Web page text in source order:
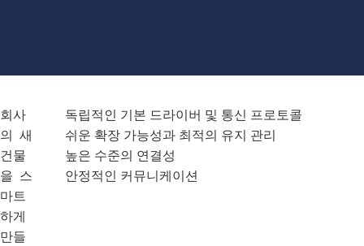
회사
의 새
건물
을 스
마트
하게
만들
독립적인 기본 드라이버 및 통신 프로토콜
쉬운 확장 가능성과 최적의 유지 관리
높은 수준의 연결성
안정적인 커뮤니케이션